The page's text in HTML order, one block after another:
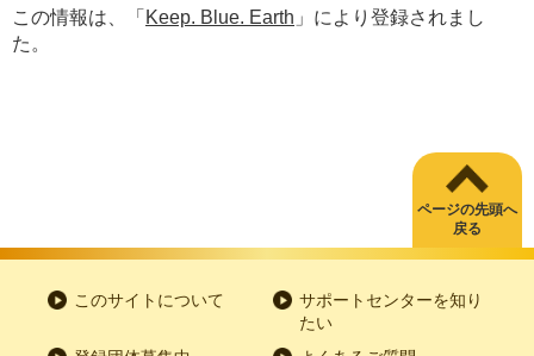
この情報は、「 Keep. Blue. Earth 」により登録されまし
た。
ページの先頭へ
戻る
このサイトについて
サポートセンターを知り
たい